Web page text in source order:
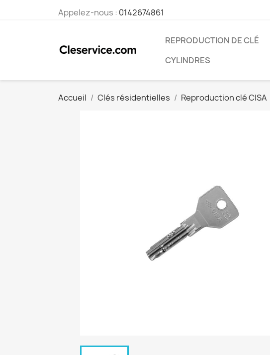
Appelez-nous : 0142674861
REPRODUCTION DE CLÉ
CYLINDRES
Accueil Clés résidentielles Reproduction clé CISA